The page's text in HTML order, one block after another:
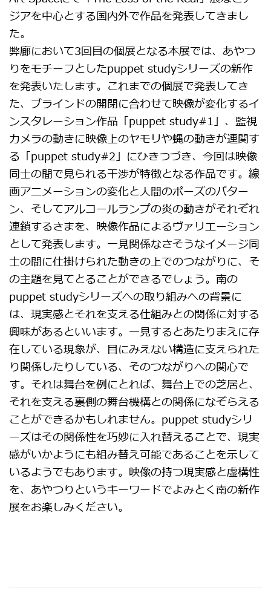
ジアを中心とする国内外で作品を発表してきまし
た。
弊廊において3回目の個展となる本展では、あやつ
りをモチーフとしたpuppet studyシリーズの新作
を発表いたします。これまでの個展で発表してき
た、ブラインドの開閉に合わせて映像が変化するイ
ンスタレーション作品「puppet study#1」、監視
カメラの動きに映像上のヤモリや蝿の動きが連関す
る「puppet study#2」にひきつづき、今回は映像
同士の間で見られる干渉が特徴となる作品です。線
画アニメーションの変化と人間のポーズのパター
ン、そしてアルコールランプの炎の動きがそれぞれ
連鎖するさまを、映像作品によるヴァリエーション
として発表します。一見関係なさそうなイメージ同
士の間に仕掛けられた動きの上でのつながりに、そ
の主題を見てとることができるでしょう。南の
puppet studyシリーズへの取り組みへの背景に
は、現実感とそれを支える仕組みとの関係に対する
興味があるといいます。一見するとあたりまえに存
在している現象が、目にみえない構造に支えられた
り関係したりしている、そのつながりへの関心で
す。それは舞台を例にとれば、舞台上での芝居と、
それを支える裏側の舞台機構との関係になぞらえる
ことができるかもしれません。puppet studyシリ
ーズはその関係性を巧妙に入れ替えることで、現実
感がいかようにも組み替え可能であることを示して
いるようでもあります。映像の持つ現実感と虚構性
を、あやつりというキーワードでよみとく南の新作
展をお楽しみください。